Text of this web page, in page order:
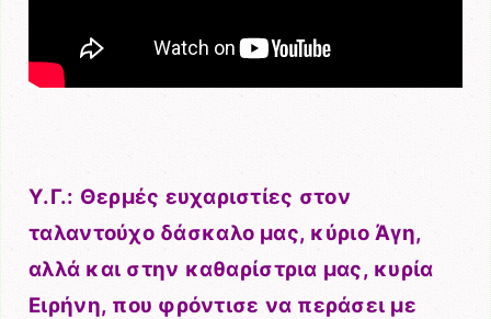
Υ.Γ.: Θερμές ευχαριστίες στον
ταλαντούχο δάσκαλο μας, κύριο Άγη,
αλλά και στην καθαρίστρια μας, κυρία
Ειρήνη, που φρόντισε να περάσει με